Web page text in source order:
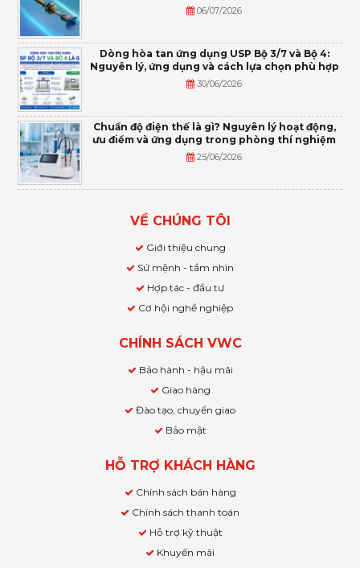
06/07/2026
Dòng hòa tan ứng dụng USP Bộ 3/7 và Bộ 4:
Nguyên lý, ứng dụng và cách lựa chọn phù hợp
30/06/2026
Chuẩn độ điện thế là gì? Nguyên lý hoạt động,
ưu điểm và ứng dụng trong phòng thí nghiệm
25/06/2026
VỀ CHÚNG TÔI
Giới thiệu chung
Sứ mệnh - tầm nhìn
Hợp tác - đầu tư
Cơ hội nghề nghiệp
CHÍNH SÁCH VWC
Bảo hành - hậu mãi
Giao hàng
Đào tạo, chuyển giao
Bảo mật
HỖ TRỢ KHÁCH HÀNG
Chính sách bán hàng
Chính sách thanh toán
Hỗ trợ kỹ thuật
Khuyến mãi